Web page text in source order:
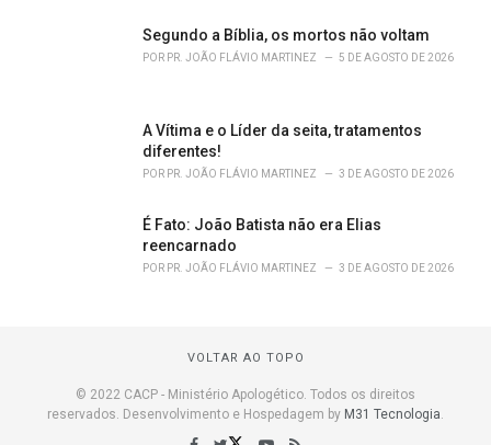
Segundo a Bíblia, os mortos não voltam
POR PR. JOÃO FLÁVIO MARTINEZ 5 DE AGOSTO DE 2026
A Vítima e o Líder da seita, tratamentos
diferentes!
POR PR. JOÃO FLÁVIO MARTINEZ 3 DE AGOSTO DE 2026
É Fato: João Batista não era Elias
reencarnado
POR PR. JOÃO FLÁVIO MARTINEZ 3 DE AGOSTO DE 2026
VOLTAR AO TOPO
© 2022 CACP - Ministério Apologético. Todos os direitos
reservados. Desenvolvimento e Hospedagem by M31 Tecnologia.